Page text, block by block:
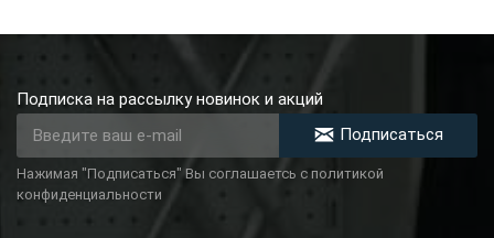
Подписка на рассылку новинок и акций
Подписаться
Нажимая "Подписаться" Вы соглашаетсь с политикой
конфиденциальности